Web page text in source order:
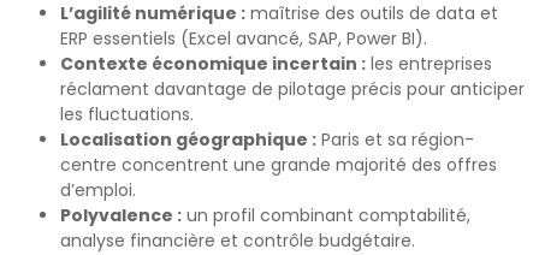
L’agilité numérique : maîtrise des outils de data et
ERP essentiels (Excel avancé, SAP, Power BI).
Contexte économique incertain : les entreprises
réclament davantage de pilotage précis pour anticiper
les fluctuations.
Localisation géographique : Paris et sa région-
centre concentrent une grande majorité des offres
d’emploi.
Polyvalence : un profil combinant comptabilité,
analyse financière et contrôle budgétaire.